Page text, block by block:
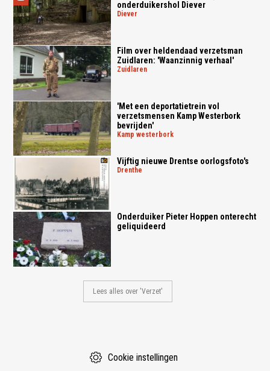
onderduikershol Diever
diever
Film over heldendaad verzetsman
Zuidlaren: 'Waanzinnig verhaal'
zuidlaren
'Met een deportatietrein vol
verzetsmensen Kamp Westerbork
bevrijden'
kamp westerbork
Vijftig nieuwe Drentse oorlogsfoto's
drenthe
Onderduiker Pieter Hoppen onterecht
geliquideerd
Lees alles over 'Verzet'
Cookie instellingen